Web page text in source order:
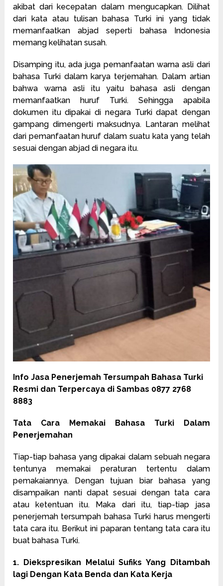
akibat dari kecepatan dalam mengucapkan. Dilihat
dari kata atau tulisan bahasa Turki ini yang tidak
memanfaatkan abjad seperti bahasa Indonesia
memang kelihatan susah.
Disamping itu, ada juga pemanfaatan warna asli dari
bahasa Turki dalam karya terjemahan. Dalam artian
bahwa warna asli itu yaitu bahasa asli dengan
memanfaatkan huruf Turki. Sehingga apabila
dokumen itu dipakai di negara Turki dapat dengan
gampang dimengerti maksudnya. Lantaran melihat
dari pemanfaatan huruf dalam suatu kata yang telah
sesuai dengan abjad di negara itu.
Info Jasa Penerjemah Tersumpah Bahasa Turki
Resmi dan Terpercaya di Sambas 0877 2768
8883
Tata Cara Memakai Bahasa Turki Dalam
Penerjemahan
Tiap-tiap bahasa yang dipakai dalam sebuah negara
tentunya memakai peraturan tertentu dalam
pemakaiannya. Dengan tujuan biar bahasa yang
disampaikan nanti dapat sesuai dengan tata cara
atau ketentuan itu. Maka dari itu, tiap-tiap jasa
penerjemah tersumpah bahasa Turki harus mengerti
tata cara itu. Berikut ini paparan tentang tata cara itu
buat bahasa Turki.
1. Diekspresikan Melalui Sufiks Yang Ditambah
lagi Dengan Kata Benda dan Kata Kerja